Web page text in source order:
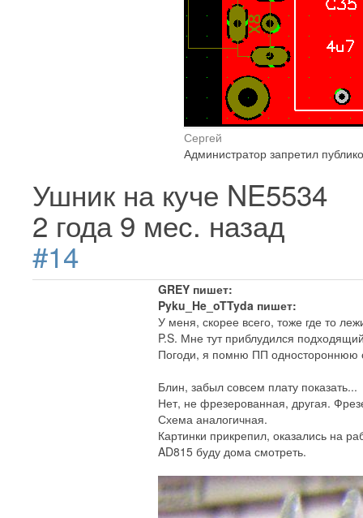
Сергей
Администратор запретил
Ушник на куче NE5534
2 года 9 мес. назад
#14
GREY пишет:
Pyku_He_oTTyda пишет:
У меня, скорее всего, тоже где то
P.S. Мне тут приблудился
Погоди, я помню ПП одностороннюю
Блин, забыл совсем плату показать...
Нет, не фрезерованная, другая.
Схема аналогичная.
Картинки прикрепил, оказались на
AD815 буду дома смотреть.